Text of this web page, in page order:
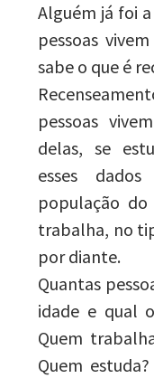
Alguém já foi
pessoas
sabe o que é
pessoas
delas, se
esses
população
trabalha, no
por diante.
Quantas
idade e qual
Quem
Quem